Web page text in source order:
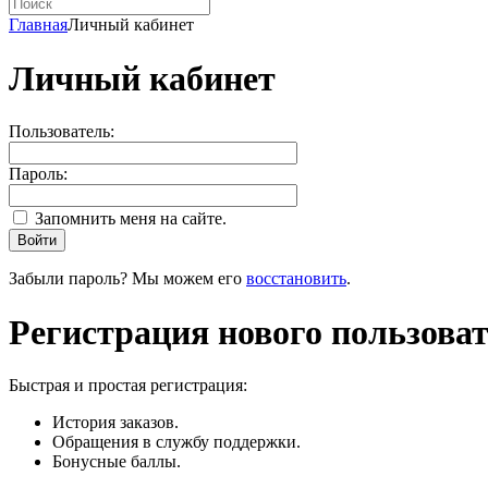
ГлавнаяЛичный кабинет
Личный кабинет
Пользователь:
Пароль:
Запомнить меня на сайте.
Войти
Забыли пароль? Мы можем его восстановить.
Регистрация нового
Быстрая и простая регистрация:
История заказов.
Обращения в службу поддержки.
Бонусные баллы.